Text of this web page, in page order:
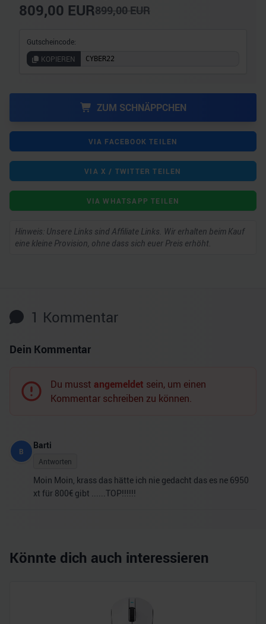
809,00 EUR899,00EUR
Gutscheincode:
KOPIEREN
ZUM SCHNÄPPCHEN
VIA FACEBOOK TEILEN
VIA X / TWITTER TEILEN
VIA WHATSAPP TEILEN
Hinweis: Unsere Links sind Affiliate Links. Wir erhalten beim Kauf
eine kleine Provision, ohne dass sich euer Preis erhöht.
1 Kommentar
Dein Kommentar
Du musst angemeldet sein, um einen
Kommentar schreiben zu können.
B
Barti
Antworten
Moin Moin, krass das hätte ich nie gedacht das es ne 6950
xt für 800€ gibt ......TOP!!!!!!
Könnte dich auch interessieren